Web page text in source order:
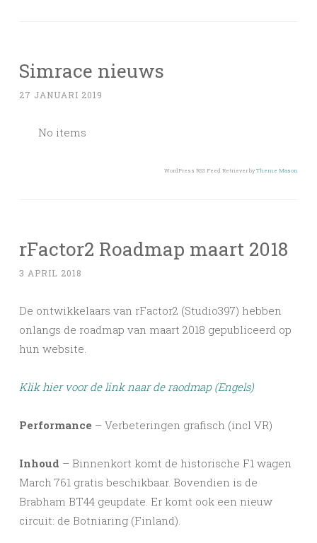
Simrace nieuws
27 JANUARI 2019
No items
WordPress RSS Feed Retriever by Theme Mason
rFactor2 Roadmap maart 2018
3 APRIL 2018
De ontwikkelaars van rFactor2 (Studio397) hebben
onlangs de roadmap van maart 2018 gepubliceerd op
hun website.
Klik hier voor de link naar de raodmap (Engels)
Performance – Verbeteringen grafisch (incl VR)
Inhoud – Binnenkort komt de historische F1 wagen
March 761 gratis beschikbaar. Bovendien is de
Brabham BT44 geupdate. Er komt ook een nieuw
circuit: de Botniaring (Finland).